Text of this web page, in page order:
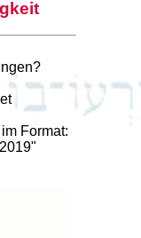
Format:
"